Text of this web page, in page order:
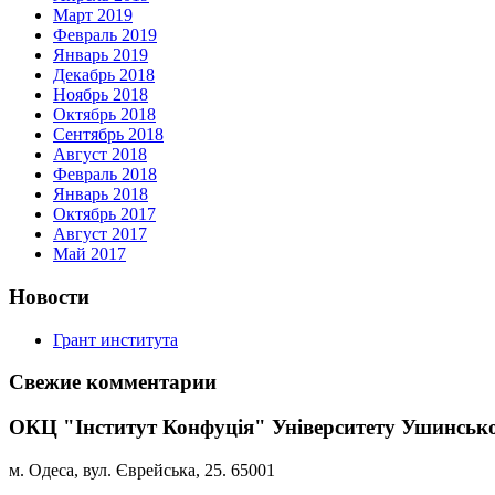
Март 2019
Февраль 2019
Январь 2019
Декабрь 2018
Ноябрь 2018
Октябрь 2018
Сентябрь 2018
Август 2018
Февраль 2018
Январь 2018
Октябрь 2017
Август 2017
Май 2017
Новости
Грант института
Свежие комментарии
ОКЦ "Інститут Конфуція" Університету
м. Одеса, вул. Єврейська, 25. 65001